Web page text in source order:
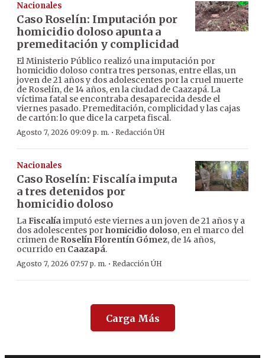
Nacionales
Caso Roselín: Imputación por
homicidio doloso apunta a
premeditación y complicidad
El Ministerio Público realizó una imputación por
homicidio doloso contra tres personas, entre ellas, un
joven de 21 años y dos adolescentes por la cruel muerte
de Roselín, de 14 años, en la ciudad de Caazapá. La
víctima fatal se encontraba desaparecida desde el
viernes pasado. Premeditación, complicidad y las cajas
de cartón: lo que dice la carpeta fiscal.
Agosto 7, 2026 09:09 p. m. · Redacción ÚH
Nacionales
Caso Roselín: Fiscalía imputa
a tres detenidos por
homicidio doloso
LaFiscalíaimputó este viernes a un joven de 21 años y a
dos adolescentes porhomicidio doloso, en el marco del
crimen de Roselín Florentín Gómez, de 14 años,
ocurrido en Caazapá.
Agosto 7, 2026 07:57 p. m. · Redacción ÚH
Carga Más